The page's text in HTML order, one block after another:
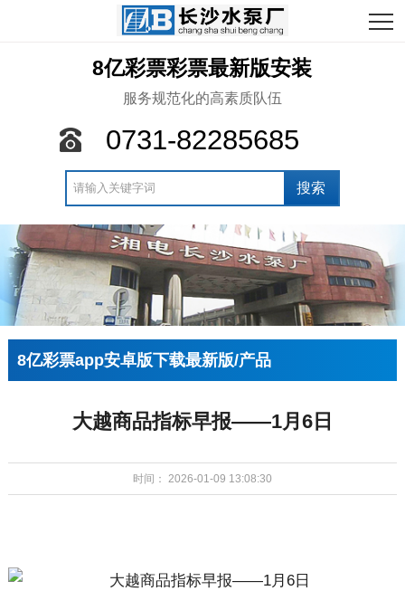
8亿彩票彩票最新版安装
服务规范化的高素质队伍
0731-82285685
8亿彩票app安卓版下载最新版/产品
大越商品指标早报——1月6日
时间： 2026-01-09 13:08:30